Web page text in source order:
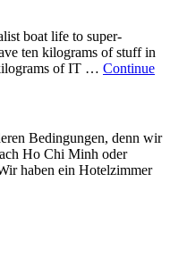
of
Vietnam"
boat life to super-
ten kilograms of stuff in
of IT … Continue
Bedingungen, denn wir
Ho Chi Minh oder
haben ein Hotelzimmer